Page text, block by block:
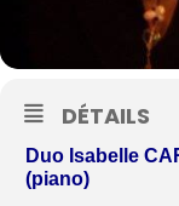
DÉTAILS
Duo Isabelle
(piano)